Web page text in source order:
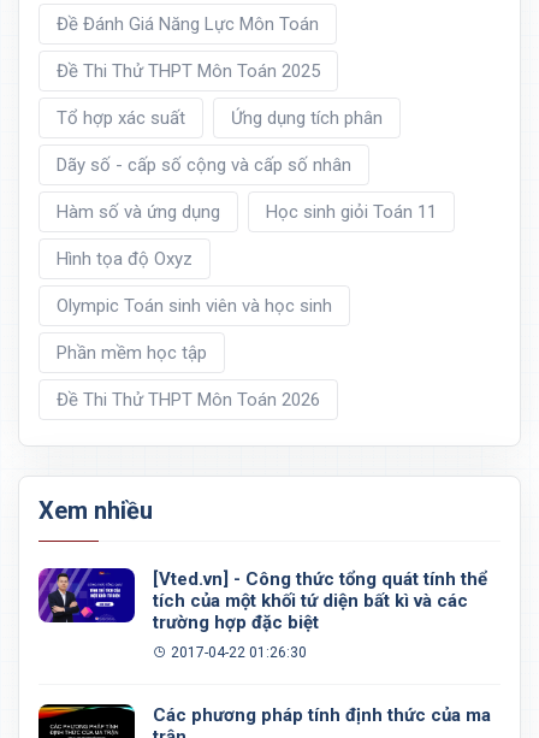
Đề Đánh Giá Năng Lực Môn Toán
Đề Thi Thử THPT Môn Toán 2025
Tổ hợp xác suất Ứng dụng tích phân
Dãy số - cấp số cộng và cấp số nhân
Hàm số và ứng dụng Học sinh giỏi Toán 11
Hình tọa độ Oxyz
Olympic Toán sinh viên và học sinh
Phần mềm học tập
Đề Thi Thử THPT Môn Toán 2026
Xem nhiều
[Vted.vn] - Công thức tổng quát tính thể
tích của một khối tứ diện bất kì và các
trường hợp đặc biệt
2017-04-22 01:26:30
Các phương pháp tính định thức của ma